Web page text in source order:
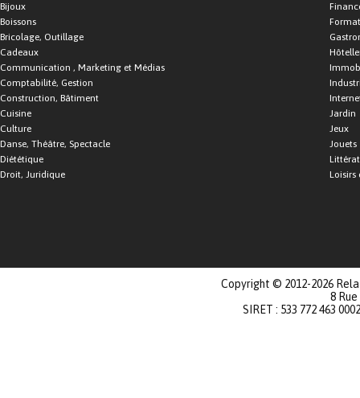
Bijoux
Boissons
Bricolage, Outillage
Cadeaux
Communication , Marketing et Médias
Comptabilité, Gestion
Construction, Bâtiment
Cuisine
Culture
Danse, Théâtre, Spectacle
Diététique
Droit, Juridique
Jardin
Jeux
Jouets
Loisirs
Copyright © 2012-2026
8
SIRET : 533 772 463